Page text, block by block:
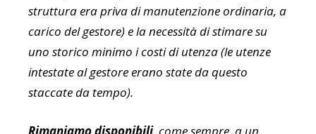
struttura era priva di manutenzione ordinaria, a
carico del gestore) e la necessità di stimare su
uno storico minimo i costi di utenza (le utenze
intestate al gestore erano state da questo
staccate da tempo).